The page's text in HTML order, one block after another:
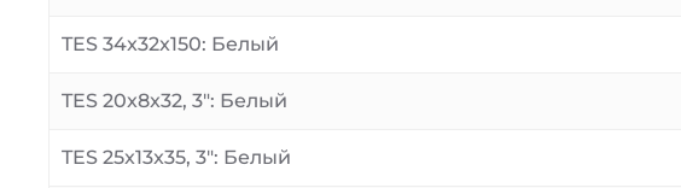
TES 34x32x150: Белый
TES 20x8x32, 3″: Белый
TES 25x13x35, 3″: Белый